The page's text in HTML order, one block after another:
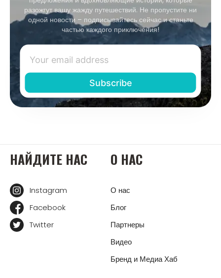
разожгут вашу жажду путешествий. Не пропустите ни
одной новости – подписывайтесь сейчас и станьте
частью каждого приключения!
НАЙДИТЕ НАС
Instagram
Facebook
Twitter
О НАС
О нас
Блог
Партнеры
Видео
Бренд и Медиа Хаб